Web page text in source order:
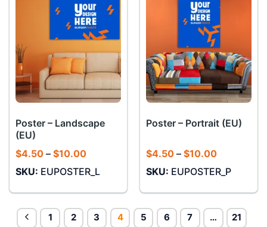
Poster – Landscape
(EU)
$4.50 – $10.00Khoảng
từ
đến
SKU: EUPOSTER_L
Poster – Portrait (EU)
$4.50 – $10.00Khoảng
từ
đến
SKU: EUPOSTER_P
1 2 3 4 5 6 7 …
21